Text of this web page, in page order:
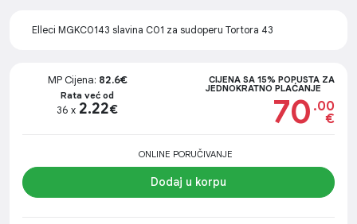
Elleci MGKC0143 slavina C01 za sudoperu Tortora 43
MP Cijena: 82.6€
Rata već od
36 x 2.22€
CIJENA SA 15% POPUSTA ZA
JEDNOKRATNO PLAĆANJE
70 .00
€
ONLINE PORUČIVANJE
Dodaj u korpu